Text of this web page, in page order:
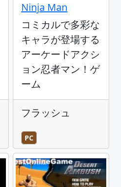
Ninja Man
コミカルで多彩な
キャラが登場する
アーケードアクシ
ョン忍者マン！ゲ
ーム
フラッシュ
PC